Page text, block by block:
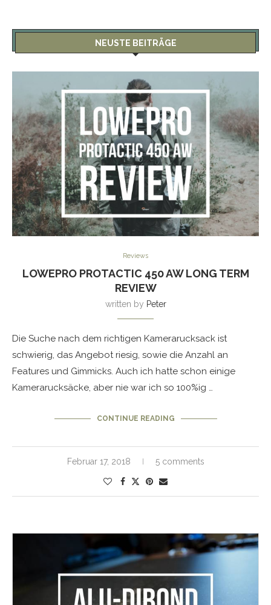
NEUSTE BEITRÄGE
Reviews
LOWEPRO PROTACTIC 450 AW LONG TERM
REVIEW
written by Peter
Die Suche nach dem richtigen Kamerarucksack ist
schwierig, das Angebot riesig, sowie die Anzahl an
Features und Gimmicks. Auch ich hatte schon einige
Kamerarucksäcke, aber nie war ich so 100%ig …
CONTINUE READING
Februar 17, 2018 5 comments